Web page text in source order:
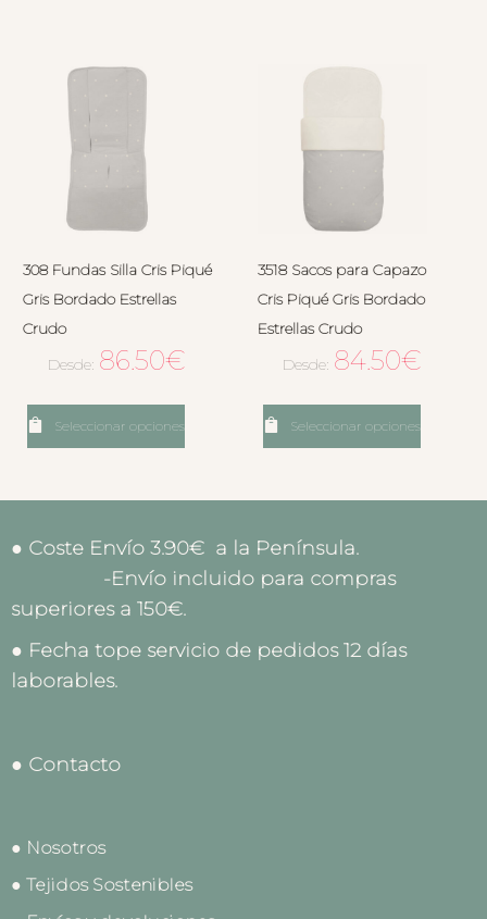
308 Fundas Silla Cris Piqué
Gris Bordado Estrellas
Crudo
Desde: 86.50€
Seleccionar opciones
3518 Sacos para Capazo
Cris Piqué Gris Bordado
Estrellas Crudo
Desde: 84.50€
Seleccionar opciones
● Coste Envío 3.90€ a la Península.
-Envío incluido para compras
superiores a 150€.
● Fecha tope servicio de pedidos 12 días
laborables.
● Contacto
● Nosotros
● Tejidos Sostenibles